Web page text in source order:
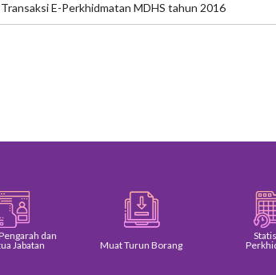
Transaksi E-Perkhidmatan MDHS tahun 2016
Muat Turun Borang
Perkhidmatan